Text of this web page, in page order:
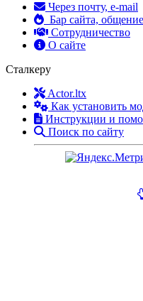
Через почту, e-mail
Бар сайта, общение
Сотрудничество
О сайте
Сталкеру
Actor.ltx
Как установить
Инструкции и
Поиск по сайту